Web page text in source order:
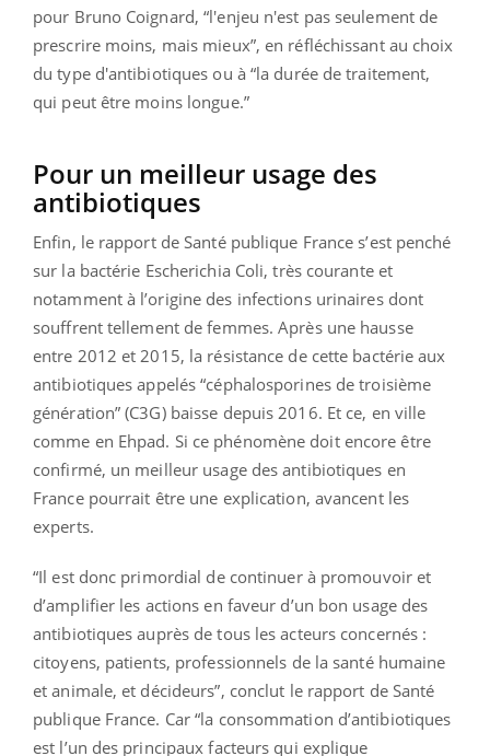
pour Bruno Coignard, “l'enjeu n'est pas seulement de
prescrire moins, mais mieux”, en réfléchissant au choix
du type d'antibiotiques ou à “la durée de traitement,
qui peut être moins longue.”
Pour un meilleur usage des
antibiotiques
Enfin, le rapport de Santé publique France s’est penché
sur la bactérie Escherichia Coli, très courante et
notamment à l’origine des infections urinaires dont
souffrent tellement de femmes. Après une hausse
entre 2012 et 2015, la résistance de cette bactérie aux
antibiotiques appelés “céphalosporines de troisième
génération” (C3G) baisse depuis 2016. Et ce, en ville
comme en Ehpad. Si ce phénomène doit encore être
confirmé, un meilleur usage des antibiotiques en
France pourrait être une explication, avancent les
experts.
“Il est donc primordial de continuer à promouvoir et
d’amplifier les actions en faveur d’un bon usage des
antibiotiques auprès de tous les acteurs concernés :
citoyens, patients, professionnels de la santé humaine
et animale, et décideurs”, conclut le rapport de Santé
publique France. Car “la consommation d’antibiotiques
est l’un des principaux facteurs qui explique